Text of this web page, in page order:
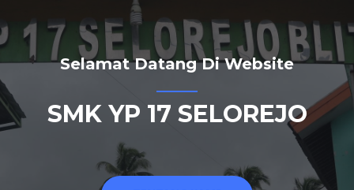
Selamat Datang Di Website
SMK YP 17 SELOREJO